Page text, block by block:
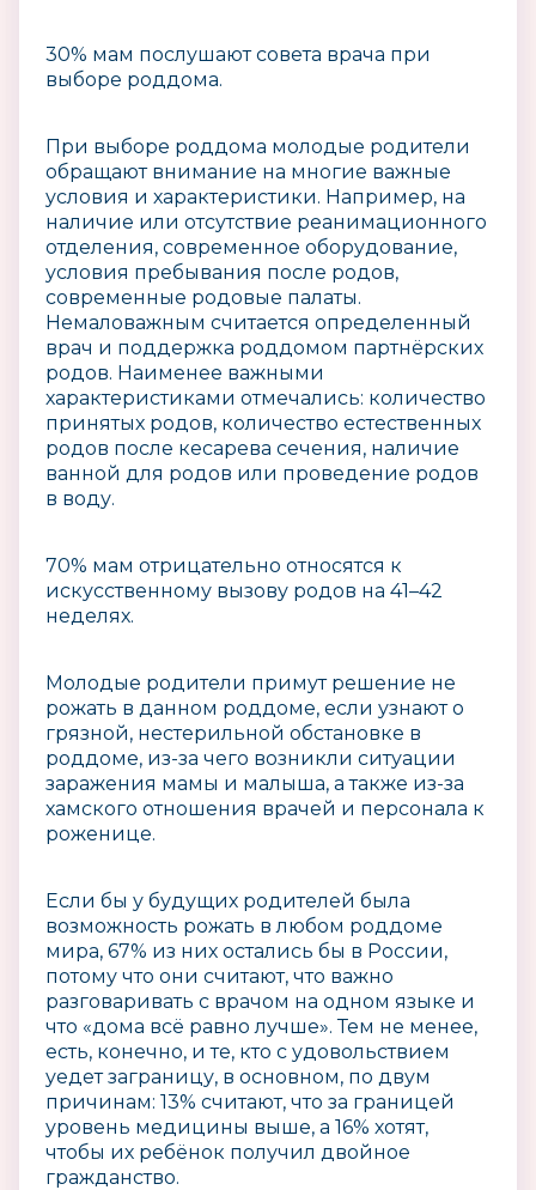
30% мам послушают совета врача при
выборе роддома.
При выборе роддома молодые родители
обращают внимание на многие важные
условия и характеристики. Например, на
наличие или отсутствие реанимационного
отделения, современное оборудование,
условия пребывания после родов,
современные родовые палаты.
Немаловажным считается определенный
врач и поддержка роддомом партнёрских
родов. Наименее важными
характеристиками отмечались: количество
принятых родов, количество естественных
родов после кесарева сечения, наличие
ванной для родов или проведение родов
в воду.
70% мам отрицательно относятся к
искусственному вызову родов на 41–42
неделях.
Молодые родители примут решение не
рожать в данном роддоме, если узнают о
грязной, нестерильной обстановке в
роддоме, из-за чего возникли ситуации
заражения мамы и малыша, а также из-за
хамского отношения врачей и персонала к
роженице.
Если бы у будущих родителей была
возможность рожать в любом роддоме
мира, 67% из них остались бы в России,
потому что они считают, что важно
разговаривать с врачом на одном языке и
что «дома всё равно лучше». Тем не менее,
есть, конечно, и те, кто с удовольствием
уедет заграницу, в основном, по двум
причинам: 13% считают, что за границей
уровень медицины выше, а 16% хотят,
чтобы их ребёнок получил двойное
гражданство.